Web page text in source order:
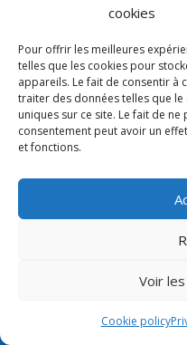
cookies
Pour offrir les meilleures
telles que les cookies pour
appareils. Le fait de consentir à
traiter des données telles que
uniques sur ce site. Le fait de
consentement peut avoir un
et fonctions.
Voir
Cookie policy
Useful links
Shop
Guide
Quick access